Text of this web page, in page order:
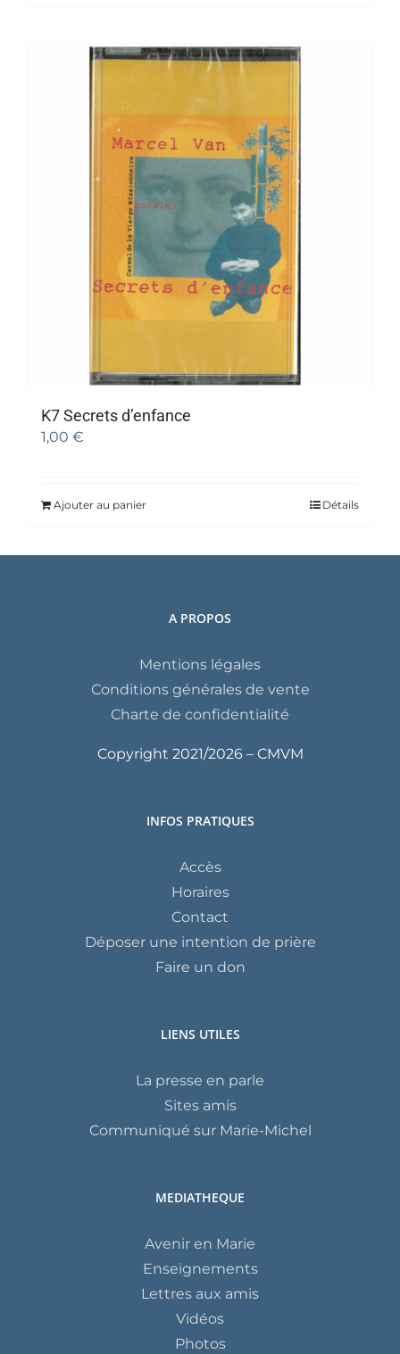
K7 Secrets d’enfance
1,00 €
Ajouter au panier Détails
A PROPOS
Mentions légales
Conditions générales de vente
Charte de confidentialité
Copyright 2021/2026 – CMVM
INFOS PRATIQUES
Accès
Horaires
Contact
Déposer une intention de prière
Faire un don
LIENS UTILES
La presse en parle
Sites amis
Communiqué sur Marie-Michel
MEDIATHEQUE
Avenir en Marie
Enseignements
Lettres aux amis
Vidéos
Photos